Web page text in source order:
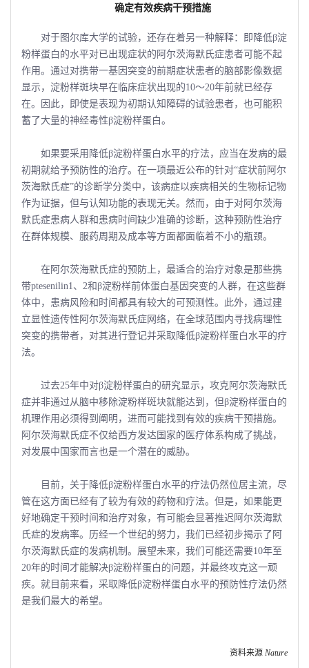
确定有效疾病干预措施
对于图尔库大学的试验，还存在着另一种解释：即降低β淀
粉样蛋白的水平对已出现症状的阿尔茨海默氏症患者可能不起
作用。通过对携带一基因突变的前期症状患者的脑部影像数据
显示，淀粉样斑块早在临床症状出现的10～20年前就已经存
在。因此，即使是表现为初期认知障碍的试验患者，也可能积
蓄了大量的神经毒性β淀粉样蛋白。
如果要采用降低β淀粉样蛋白水平的疗法，应当在发病的最
初期就给予预防性的治疗。在一项最近公布的针对“症状前阿尔
茨海默氏症”的诊断学分类中，该病症以疾病相关的生物标记物
作为证据，但与认知功能的表现无关。然而，由于对阿尔茨海
默氏症患病人群和患病时间缺少准确的诊断，这种预防性治疗
在群体规模、服药周期及成本等方面都面临着不小的瓶颈。
在阿尔茨海默氏症的预防上，最适合的治疗对象是那些携
带ptesenilin1、2和β淀粉样前体蛋白基因突变的人群，在这些群
体中，患病风险和时间都具有较大的可预测性。此外，通过建
立显性遗传性阿尔茨海默氏症网络，在全球范围内寻找病理性
突变的携带者，对其进行登记并采取降低β淀粉样蛋白水平的疗
法。
过去25年中对β淀粉样蛋白的研究显示，攻克阿尔茨海默氏
症并非通过从脑中移除淀粉样斑块就能达到，但β淀粉样蛋白的
机理作用必须得到阐明，进而可能找到有效的疾病干预措施。
阿尔茨海默氏症不仅给西方发达国家的医疗体系构成了挑战，
对发展中国家而言也是一个潜在的威胁。
目前，关于降低β淀粉样蛋白水平的疗法仍然位居主流，尽
管在这方面已经有了较为有效的药物和疗法。但是，如果能更
好地确定干预时间和治疗对象，有可能会显著推迟阿尔茨海默
氏症的发病率。历经一个世纪的努力，我们已经初步揭示了阿
尔茨海默氏症的发病机制。展望未来，我们可能还需要10年至
20年的时间才能解决β淀粉样蛋白的问题，并最终攻克这一顽
疾。就目前来看，采取降低β淀粉样蛋白水平的预防性疗法仍然
是我们最大的希望。
资料来源 Nature